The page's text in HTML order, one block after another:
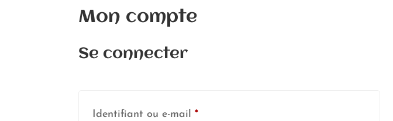
Mon compte
Se connecter
Identifiant ou e-mail*Obligatoire